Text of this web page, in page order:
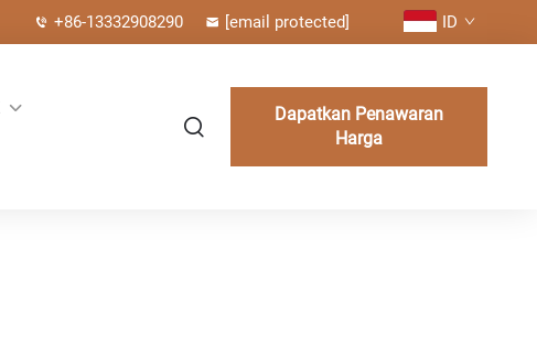
+86-13332908290 [email protected] ID
Dapatkan Penawaran
Harga